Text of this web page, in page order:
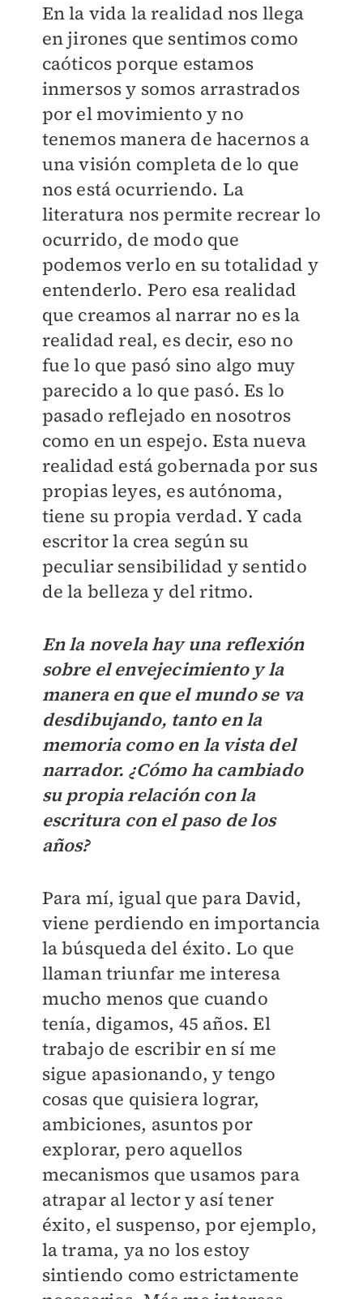
En la vida la realidad nos llega
en jirones que sentimos como
caóticos porque estamos
inmersos y somos arrastrados
por el movimiento y no
tenemos manera de hacernos a
una visión completa de lo que
nos está ocurriendo. La
literatura nos permite recrear lo
ocurrido, de modo que
podemos verlo en su totalidad y
entenderlo. Pero esa realidad
que creamos al narrar no es la
realidad real, es decir, eso no
fue lo que pasó sino algo muy
parecido a lo que pasó. Es lo
pasado reflejado en nosotros
como en un espejo. Esta nueva
realidad está gobernada por sus
propias leyes, es autónoma,
tiene su propia verdad. Y cada
escritor la crea según su
peculiar sensibilidad y sentido
de la belleza y del ritmo.
En la novela hay una reflexión
sobre el envejecimiento y la
manera en que el mundo se va
desdibujando, tanto en la
memoria como en la vista del
narrador. ¿Cómo ha cambiado
su propia relación con la
escritura con el paso de los
años?
Para mí, igual que para David,
viene perdiendo en importancia
la búsqueda del éxito. Lo que
llaman triunfar me interesa
mucho menos que cuando
tenía, digamos, 45 años. El
trabajo de escribir en sí me
sigue apasionando, y tengo
cosas que quisiera lograr,
ambiciones, asuntos por
explorar, pero aquellos
mecanismos que usamos para
atrapar al lector y así tener
éxito, el suspenso, por ejemplo,
la trama, ya no los estoy
sintiendo como estrictamente